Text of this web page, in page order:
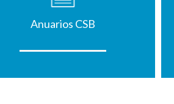
Anuarios CSB